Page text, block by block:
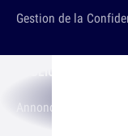
Gestion de la
PUBLICITÉ
Annoncer sur 10h26